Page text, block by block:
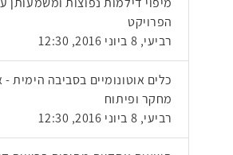
הפרויקט
רביעי, 8 ביוני 2016, 12:30
כלים אוטונומיים בסביבה הימית
מחקר ופיתוח
רביעי, 8 ביוני 2016, 12:30